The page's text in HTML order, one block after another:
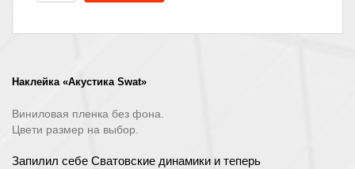
Наклейка «Акустика Swat»
Виниловая пленка без фона.
Цвети размер на выбор.
Запилил себе Сватовские динамики и теперь